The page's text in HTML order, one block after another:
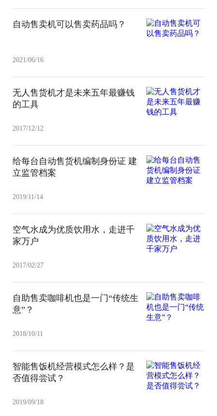
自动售卖机可以售卖药品吗？
2021/06/16
无人售货机才是未来五年最赚钱
的工具
2017/12/12
给每台自动售货机编制身份证 建
立监管档案
2019/11/14
空气水成为优质饮用水，走进千
家万户
2017/02/27
自助售卖咖啡机也是一门“传统生
意”？
2018/10/11
智能售饭机经营模式怎么样？是
否值得尝试？
2019/09/18